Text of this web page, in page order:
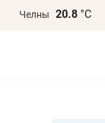
Челны 20.8 °С